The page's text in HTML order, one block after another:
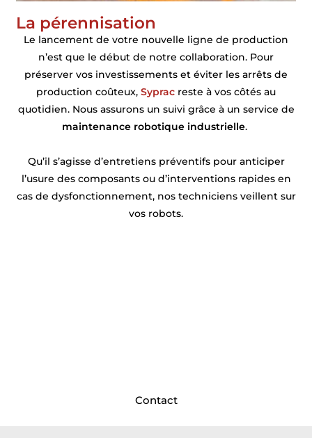
La pérennisation
Le lancement de votre nouvelle ligne de production
n’est que le début de notre collaboration. Pour
préserver vos investissements et éviter les arrêts de
production coûteux, Syprac reste à vos côtés au
quotidien. Nous assurons un suivi grâce à un service de
maintenance robotique industrielle.
Qu’il s’agisse d’entretiens préventifs pour anticiper
l’usure des composants ou d’interventions rapides en
cas de dysfonctionnement, nos techniciens veillent sur
vos robots.
Contact